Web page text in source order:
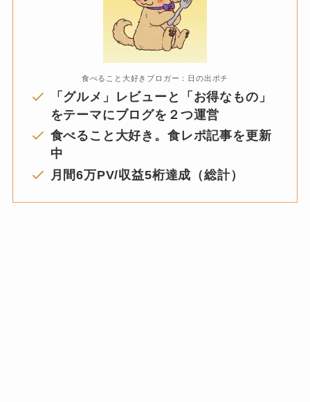
食べること大好きブロガー：日の出ポチ
「グルメ」レビューと「お得なもの」
をテーマにブログを２つ運営
食べること大好き。食レポ記事を更新
中
月間6万PV/収益5桁達成（総計）